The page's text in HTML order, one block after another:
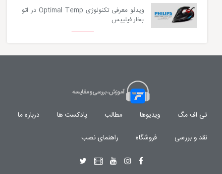
ویدئو معرفی تکنولوژی Optimal Temp در اتو
بخار فیلیپس
تی اف مگ ویدیوها مطالب پادکست ها درباره ما
نقد و بررسی فروشگاه راهنمای نصب